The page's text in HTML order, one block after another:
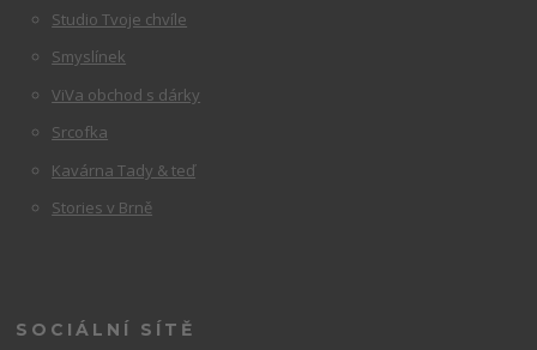
Studio Tvoje chvíle
Smyslínek
ViVa obchod s dárky
Srcofka
Kavárna Tady & teď
Stories v Brně
SOCIÁLNÍ SÍTĚ